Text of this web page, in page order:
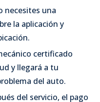
necesites una
la aplicación y
certificado
y llegará a tu
del auto.
del servicio, el pago